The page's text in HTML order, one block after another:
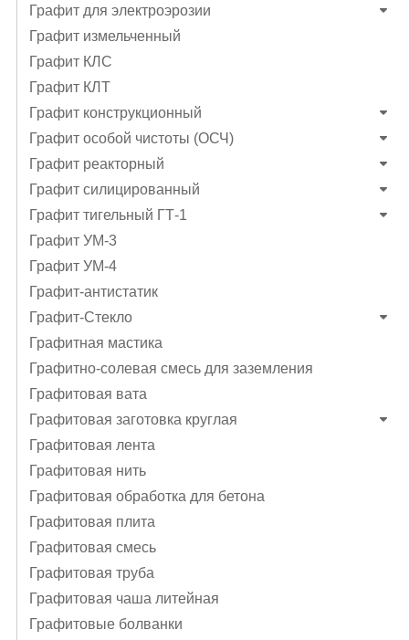
Графит для электроэрозии
Графит измельченный
Графит КЛС
Графит КЛТ
Графит конструкционный
Графит особой чистоты (ОСЧ)
Графит реакторный
Графит силицированный
Графит тигельный ГТ-1
Графит УМ-3
Графит УМ-4
Графит-антистатик
Графит-Стекло
Графитная мастика
Графитно-солевая смесь для заземления
Графитовая вата
Графитовая заготовка круглая
Графитовая лента
Графитовая нить
Графитовая обработка для бетона
Графитовая плита
Графитовая смесь
Графитовая труба
Графитовая чаша литейная
Графитовые болванки